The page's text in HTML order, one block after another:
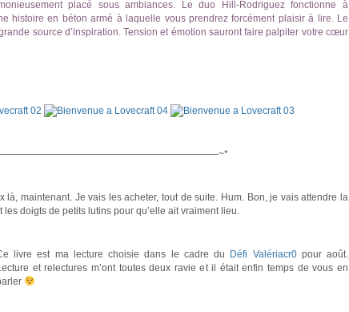
placé sous ambiances. Le duo Hill-Rodriguez fonctionne à
histoire en béton armé à laquelle vous prendrez forcément plaisir à lire. Le
source d’inspiration. Tension et émotion sauront faire palpiter votre cœur
là, maintenant. Je vais les acheter, tout de suite. Hum. Bon, je vais attendre la
doigts de petits lutins pour qu’elle ait vraiment lieu.
livre est ma lecture choisie dans le cadre du
Défi Valériacr0pour août.
et relectures m’ont toutes deux ravie et il était enfin temps de vous en